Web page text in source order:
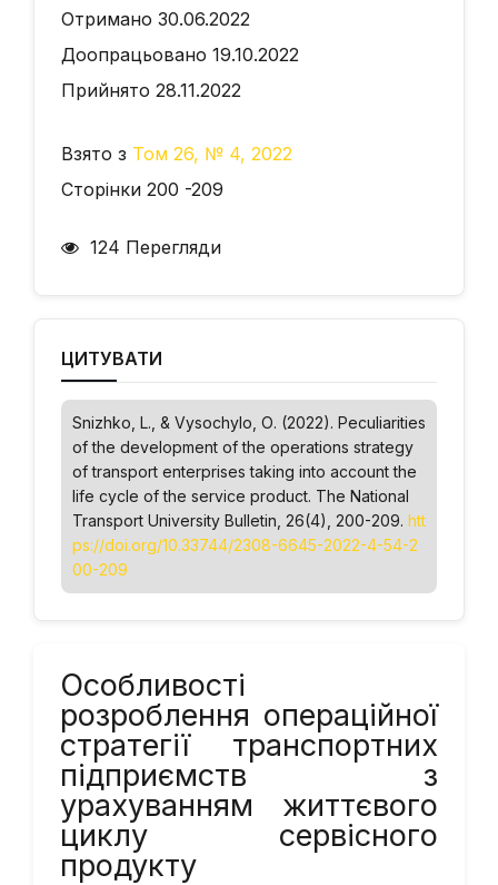
Отримано 30.06.2022
Доопрацьовано 19.10.2022
Прийнято 28.11.2022
Взято з Том 26, № 4, 2022
Сторінки 200 -209
124 Перегляди
ЦИТУВАТИ
Snizhko, L., & Vysochylo, О. (2022). Peculiarities
of the development of the operations strategy
of transport enterprises taking into account the
life cycle of the service product. The National
Transport University Bulletin , 26(4), 200-209. htt
ps://doi.org/10.33744/2308-6645-2022-4-54-2
00-209
Особливості
розроблення операційної
стратегії транспортних
підприємств з
урахуванням життєвого
циклу сервісного
продукту